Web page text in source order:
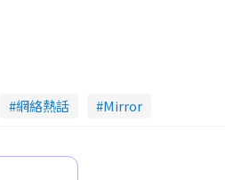
網絡熱話 Mirror